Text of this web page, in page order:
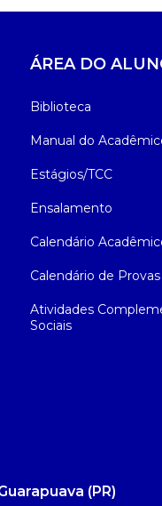
ÁREA DO
Biblioteca
Manual do
Estágios/TCC
Ensalamento
Calendário
Calendário de Provas
Atividades
Sociais
(PR)